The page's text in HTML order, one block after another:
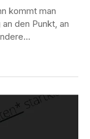
kommt man
den Punkt, an